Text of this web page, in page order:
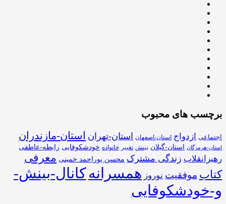
برچسب های محبوب
اجتماعی ازدواج استان-اصفهان استان-تهران استان-مازندران
استان-هرمزگان استان-گیلان بینش تغییر خانواده خودشکوفایی رابطه-عاطفی
رهبرانقلاب زندگی مشترک محسن پوراحمد خمینی معرفی
کتاب موفقیت نوروز همسرانهکانال-بینش-
و-خودشکوفایی